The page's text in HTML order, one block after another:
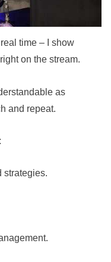
time – I show
on the stream.
as
and repeat.
strategies.